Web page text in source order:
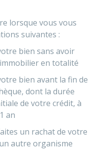
lorsque vous vous
suivantes :
bien sans avoir
en totalité
bien avant la fin de
dont la durée
de votre crédit, à
an
un rachat de votre
autre organisme